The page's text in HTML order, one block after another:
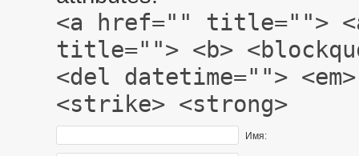
<a href="" title="">
title=""> <b>
<del datetime="">
<strike> <strong>
Имя: